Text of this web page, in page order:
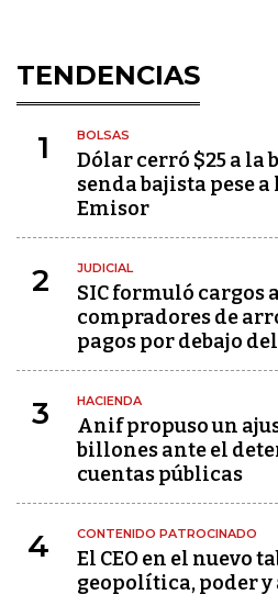
TENDENCIAS
1 BOLSAS
Dólar cerró $25 a la
senda bajista pese a
Emisor
2 JUDICIAL
SIC formuló cargos
compradores de
pagos por debajo
3 HACIENDA
Anif propuso un
billones ante el
cuentas públicas
4 CONTENIDO PATROCINADO
El CEO en el nuevo
geopolítica, poder